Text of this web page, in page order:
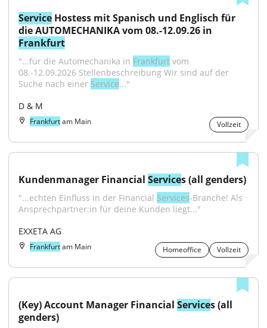
Service Hostess mit Spanisch und Englisch für
Frankfurt
"...für die Automechanika in Frankfurt vom
08.-12.09.2026 Stellenbeschreibung Wir sind auf der
Suche nach einer Service..."
D & M
Frankfurtam Main Vollzeit
Kundenmanager Financial Services (all genders)
"...echten Einfluss in der Financial Services-Branche! Als
Ansprechpartner:in für deine Kunden liegt..."
EXXETA AG
Frankfurtam Main Homeoffice Vollzeit
(Key) Account Manager Financial Services (all
genders)